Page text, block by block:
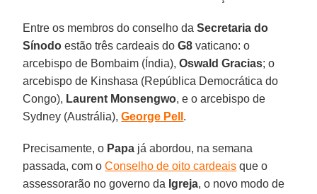
Entre os membros do conselho daSecretaria do
Sínodo estão três cardeais doG8 vaticano: o
arcebispo de Bombaim (Índia),Oswald Gracias; o
arcebispo de Kinshasa (República Democrática do
Congo), Laurent Monsengwo, e o arcebispo de
Sydney (Austrália),George Pell .
Precisamente, o Papa já abordou, na semana
passada, com oConselho de oito cardeais que o
assessorarão no governo da Igreja, o novo modo de